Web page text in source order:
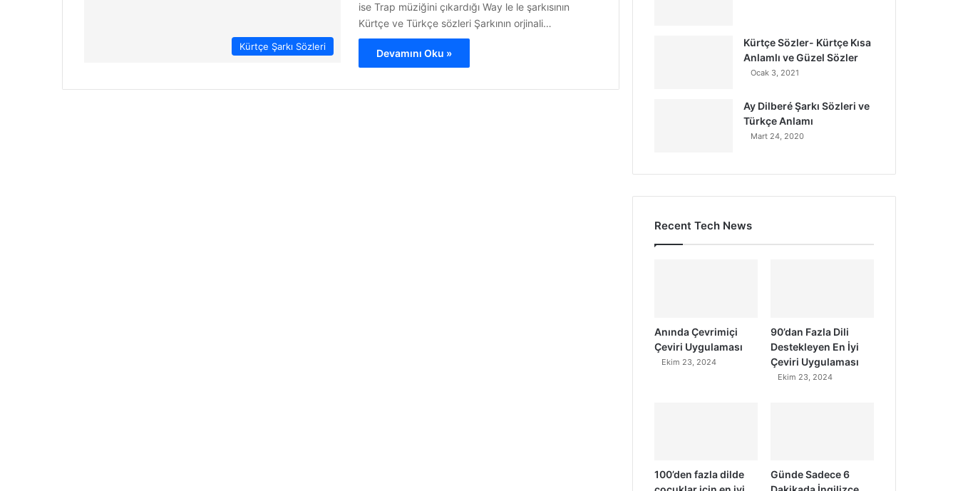
Kürtçe Şarkı Sözleri
ise Trap müziğini çıkardığı Way le le şarkısının
Kürtçe ve Türkçe sözleri Şarkının orjinali…
Devamını Oku »
Kürtçe Sözler- Kürtçe Kısa
Anlamlı ve Güzel Sözler
Ocak 3, 2021
Ay Dilberé Şarkı Sözleri ve
Türkçe Anlamı
Mart 24, 2020
Recent Tech News
Anında Çevrimiçi
Çeviri Uygulaması
Ekim 23, 2024
90’dan Fazla Dili
Destekleyen En İyi
Çeviri Uygulaması
Ekim 23, 2024
100’den fazla dilde
Günde Sadece 6